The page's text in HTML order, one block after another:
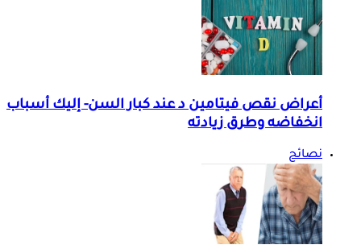
أعراض نقص فيتامين د عند كبار السن- إليك أسباب
انخفاضه وطرق زيادته
نصائح